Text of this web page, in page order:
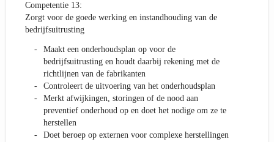
Competentie 13:
Zorgt voor de goede werking en instandhouding van de
bedrijfsuitrusting
Maakt een onderhoudsplan op voor de
bedrijfsuitrusting en houdt daarbij rekening met de
richtlijnen van de fabrikanten
Controleert de uitvoering van het onderhoudsplan
Merkt afwijkingen, storingen of de nood aan
preventief onderhoud op en doet het nodige om ze te
herstellen
Doet beroep op externen voor complexe herstellingen